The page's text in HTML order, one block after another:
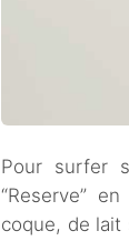
Pour surfer
“Reserve”
coque, de lait